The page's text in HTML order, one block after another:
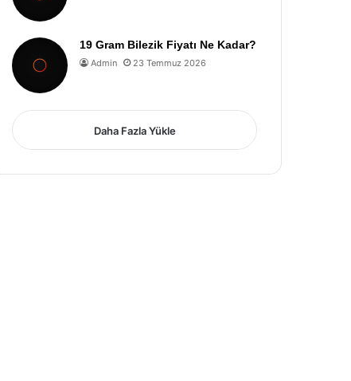
19 Gram Bilezik Fiyatı Ne Kadar?
Admin 23 Temmuz 2026
Daha Fazla Yükle